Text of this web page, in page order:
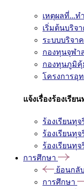
เหตุผลที่...ท
เริ่มต้นบริจ
ระบบบริจา
กองทุนจุฬา
กองทุนภูมิคุ้
โครงการอุ
แจ้งเรื่องร้องเรีย
ร้องเรียนทุ
ร้องเรียนทุ
ร้องเรียนทุ
การศึกษา
ย้อนกลับ
การศึกษา